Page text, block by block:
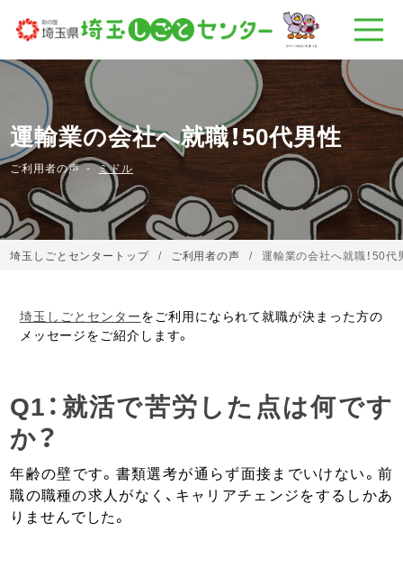
運輸業の会社へ就職！50代男性
ご利用者の声 ミドル
埼玉しごとセンタートップ ご利用者の声 運輸業の会社へ就職！50代
埼玉しごとセンターをご利用になられて就職が決まった方の
メッセージをご紹介します。
Q1：就活で苦労した点は何です
か？
年齢の壁です。書類選考が通らず面接までいけない。前
職の職種の求人がなく、キャリアチェンジをするしかあ
りませんでした。